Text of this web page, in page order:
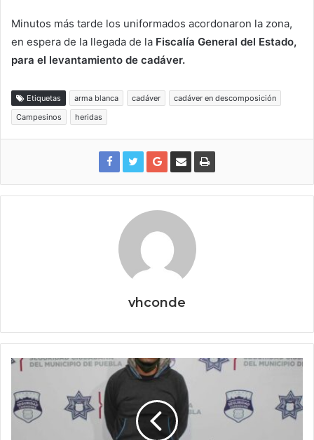
Minutos más tarde los uniformados acordonaron la zona,
en espera de la llegada de la Fiscalía General del Estado,
para el levantamiento de cadáver.
Etiquetas arma blanca cadáver
cadáver en descomposición
Campesinos
heridas
vhconde